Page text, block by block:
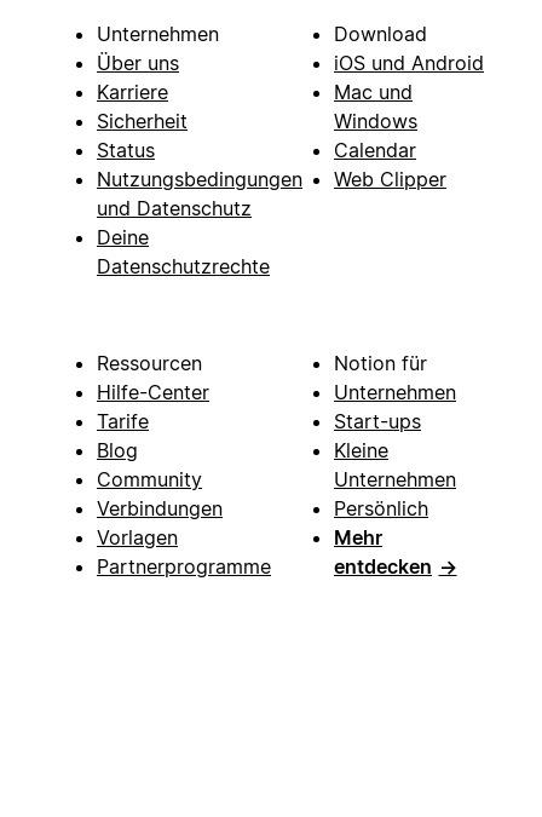
Unternehmen
Über uns
Karriere
Sicherheit
Status
Nutzungsbedingungen
und Datenschutz
Deine
Datenschutzrechte
Download
iOS und Android
Mac und
Windows
Calendar
Web Clipper
Ressourcen
Hilfe-Center
Tarife
Blog
Community
Verbindungen
Vorlagen
Partnerprogramme
Notion für
Unternehmen
Start-ups
Kleine
Unternehmen
Persönlich
Mehr
entdecken →